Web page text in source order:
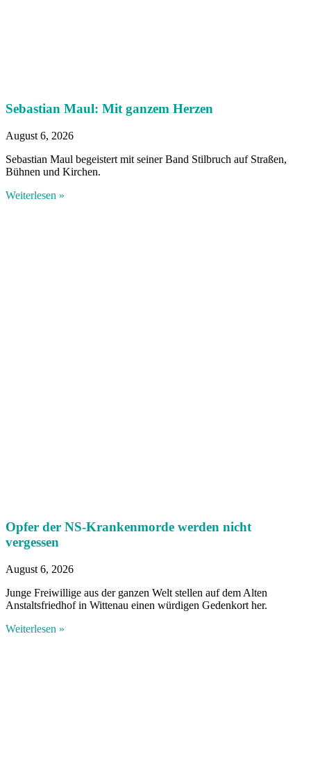
Sebastian Maul: Mit ganzem Herzen
August 6, 2026
Sebastian Maul begeistert mit seiner Band Stilbruch auf Straßen,
Bühnen und Kirchen.
Weiterlesen »
Opfer der NS-Krankenmorde werden nicht
vergessen
August 6, 2026
Junge Freiwillige aus der ganzen Welt stellen auf dem Alten
Anstaltsfriedhof in Wittenau einen würdigen Gedenkort her.
Weiterlesen »